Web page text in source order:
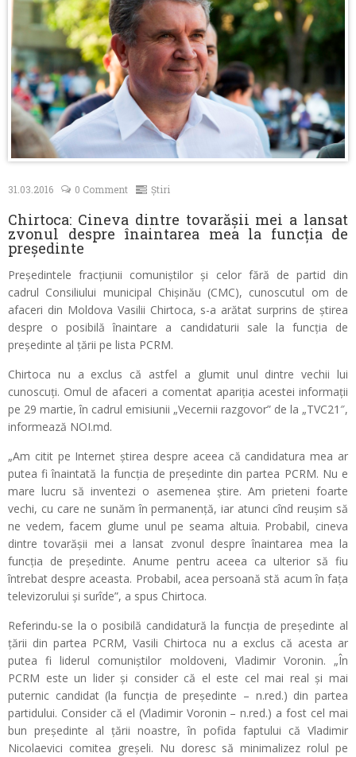
31.03.2016 0 Comment Știri
Chirtoca: Cineva dintre tovarășii mei a lansat
zvonul despre înaintarea mea la funcția de
președinte
Președintele fracțiunii comuniștilor și celor fără de partid din
cadrul Consiliului municipal Chișinău (CMC), cunoscutul om de
afaceri din Moldova Vasilii Chirtoca, s-a arătat surprins de știrea
despre o posibilă înaintare a candidaturii sale la funcția de
președinte al țării pe lista PCRM.
Chirtoca nu a exclus că astfel a glumit unul dintre vechii lui
cunoscuți. Omul de afaceri a comentat apariția acestei informații
pe 29 martie, în cadrul emisiunii „Vecernii razgovor” de la „TVC21″,
informează NOI.md.
„Am citit pe Internet știrea despre aceea că candidatura mea ar
putea fi înaintată la funcția de președinte din partea PCRM. Nu e
mare lucru să inventezi o asemenea știre. Am prieteni foarte
vechi, cu care ne sunăm în permanență, iar atunci cînd reușim să
ne vedem, facem glume unul pe seama altuia. Probabil, cineva
dintre tovarășii mei a lansat zvonul despre înaintarea mea la
funcția de președinte. Anume pentru aceea ca ulterior să fiu
întrebat despre aceasta. Probabil, acea persoană stă acum în fața
televizorului și surîde”, a spus Chirtoca.
Referindu-se la o posibilă candidatură la funcția de președinte al
țării din partea PCRM, Vasili Chirtoca nu a exclus că acesta ar
putea fi liderul comuniștilor moldoveni, Vladimir Voronin. „În
PCRM este un lider și consider că el este cel mai real și mai
puternic candidat (la funcția de președinte – n.red.) din partea
partidului. Consider că el (Vladimir Voronin – n.red.) a fost cel mai
bun președinte al țării noastre, în pofida faptului că Vladimir
Nicolaevici comitea greșeli. Nu doresc să minimalizez rolul pe